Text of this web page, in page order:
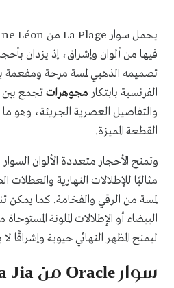
فيها من ألوان وإشراق، إذ يزدان
تصميمه الذهبي لمسة مرحة ومفعمة
الفرنسية بابتكار مجوهراتتجمع بين
والتفاصيل العصرية الجريئة، وهو
القطعة المميزة.
وتمنح الأحجار متعددة الألوان
مثاليًا للإطلالات النهارية
لمسة من الرقي والفخامة. كما يمكن
البيضاء أو الإطلالات الملونة
ليمنح المظهر النهائي حيوية وإشراقًا
سوار Oracle من Jia Jia